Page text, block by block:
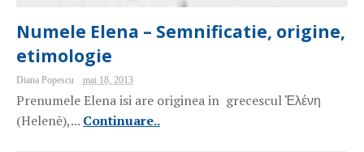
Numele Elena – Semnificatie, origine,
etimologie
Diana Popescu mai 18, 2013
Prenumele Elena isi are originea in grecescul Ἑλένη
(Helenē),... Continuare..